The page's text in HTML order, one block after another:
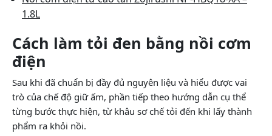
1.8L
Cách làm tỏi đen bằng nồi cơm
điện
Sau khi đã chuẩn bị đầy đủ nguyên liệu và hiểu được vai
trò của chế độ giữ ấm, phần tiếp theo hướng dẫn cụ thể
từng bước thực hiện, từ khâu sơ chế tỏi đến khi lấy thành
phẩm ra khỏi nồi.